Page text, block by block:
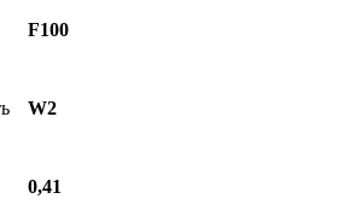
F100
W2
0,41